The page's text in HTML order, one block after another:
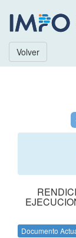
Volver
Documento